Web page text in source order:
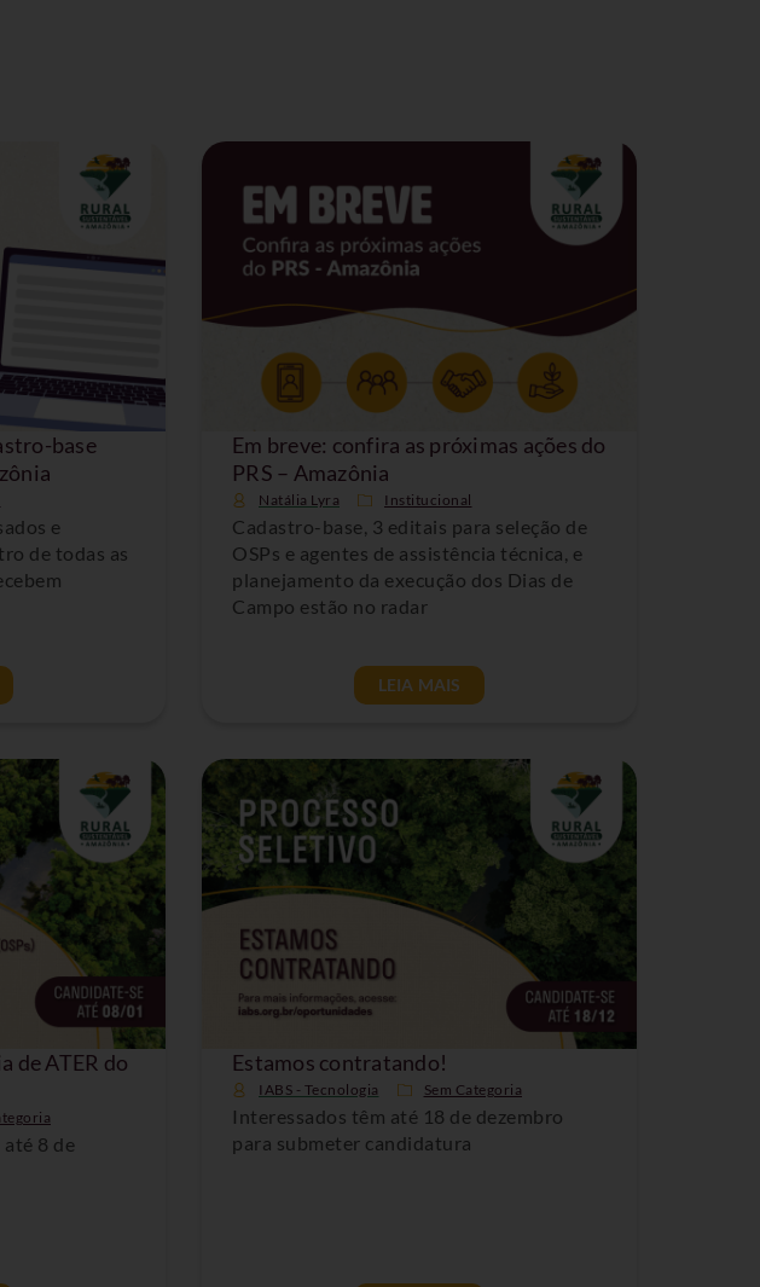
base
e
de todas as
Em breve: confira as próximas ações do
PRS – Amazônia
Natália Lyra Institucional
Cadastro-base, 3 editais para seleção de
OSPs e agentes de assistência técnica, e
planejamento da execução dos Dias de
Campo estão no radar
LEIA MAIS
de ATER do
8 de
Estamos contratando!
IABS - Tecnologia Sem Categoria
Interessados têm até 18 de dezembro
para submeter candidatura